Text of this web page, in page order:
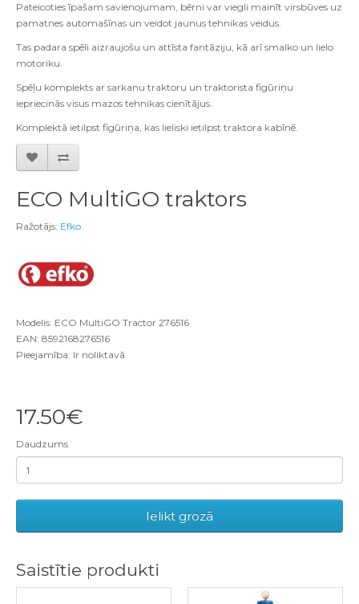
Pateicoties īpašam savienojumam, bērni var viegli mainīt virsbūves uz
pamatnes automašīnas un veidot jaunus tehnikas veidus.
Tas padara spēli aizraujošu un attīsta fantāziju, kā arī smalko un lielo
motoriku.
Spēļu komplekts ar sarkanu traktoru un traktorista figūriņu
iepriecinās visus mazos tehnikas cienītājus.
Komplektā ietilpst figūriņa, kas lieliski ietilpst traktora kabīnē.
ECO MultiGO traktors
Ražotājs: Efko
Modelis: ECO MultiGO Tractor 276516
EAN: 8592168276516
Pieejamība: Ir noliktavā
17.50€
Daudzums
Ielikt grozā
Saistītie produkti